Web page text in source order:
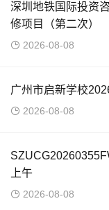
深圳地铁国际投资
修项目（第二次）
2026-08-08
广州市启新学校
2026-08-08
上午
2026-08-08